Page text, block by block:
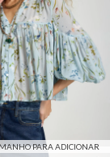
PARA ADICIONAR